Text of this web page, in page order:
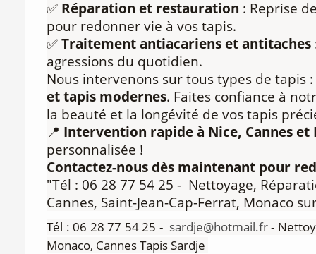
✅ Réparation et restauration : Reprise
pour redonner vie à vos tapis.
✅Traitement antiacariens et antitaches
agressions du quotidien.
Nous intervenons sur tous types de tapis :
et tapis modernes. Faites confiance à
la beauté et la longévité de vos tapis
📍 Intervention rapide à Nice, Cannes et
personnalisée !
Contactez-nous dès maintenant pour
"Tél : 06 28 77 54 25 - Nettoyage,
Cannes, Saint-Jean-Cap-Ferrat, Monaco
Tél : 06 28 77 54 25 - sardje@hotmail.fr-
Monaco, Cannes Tapis Sardje